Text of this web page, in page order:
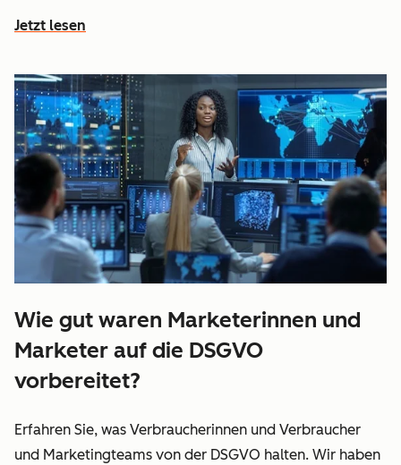
Jetzt lesen
Wie gut waren Marketerinnen und
Marketer auf die DSGVO
vorbereitet?
Erfahren Sie, was Verbraucherinnen und Verbraucher
und Marketingteams von der DSGVO halten. Wir haben